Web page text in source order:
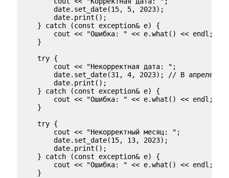
        date.set_date(15, 5, 2023);
        date.print();
    } catch (const exception& e) {
        cout << "Ошибка: " << e.what() << endl;
    }
    try {
        cout << "Некорректная дата: ";
date.set_date(31, 4, 2023); // В апреле 30
        date.print();
    } catch (const exception& e) {
        cout << "Ошибка: " << e.what() << endl;
    }
    try {
        cout << "Некорректный месяц: ";
        date.set_date(15, 13, 2023);
        date.print();
    } catch (const exception& e) {
        cout << "Ошибка: " << e.what() << endl;
    }